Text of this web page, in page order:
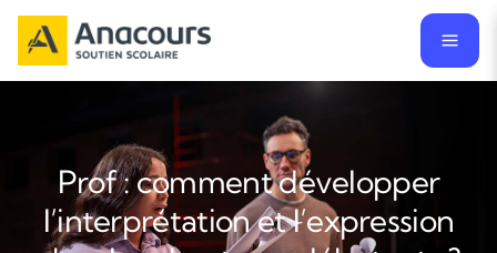
Prof : comment développer
l’interprétation et l’expression